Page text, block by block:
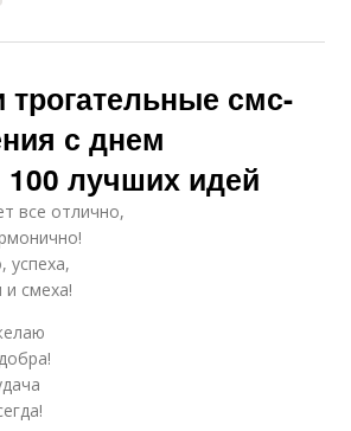
трогательные смс-
с днем
лучших идей
все отлично,
успеха,
смеха!